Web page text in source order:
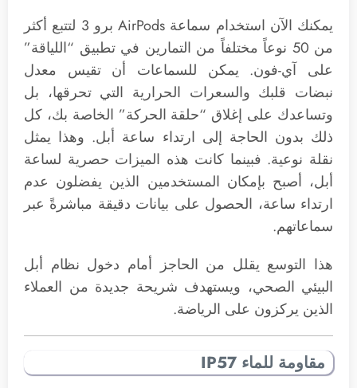
يمكنك الآن استخدام سماعة AirPods برو 3 لتتبع أكثر
من 50 نوعاً مختلفاً من التمارين في تطبيق “اللياقة”
على آي-فون. يمكن للسماعات أن تقيس معدل
نبضات قلبك والسعرات الحرارية التي تحرقها، بل
وتساعدك على إغلاق “حلقة الحركة” الخاصة بك، كل
ذلك بدون الحاجة إلى ارتداء ساعة أبل. وهذا يمثل
نقلة نوعية. فبينما كانت هذه الميزات حصرية لساعة
أبل، أصبح بإمكان المستخدمين الذين يفضلون عدم
ارتداء ساعة، الحصول على بيانات دقيقة مباشرةً عبر
سماعاتهم.
هذا التوسع يقلل من الحاجز أمام دخول نظام أبل
البيئي الصحي، ويستهدف شريحة جديدة من العملاء
الذين يركزون على الرياضة.
مقاومة للماء IP57